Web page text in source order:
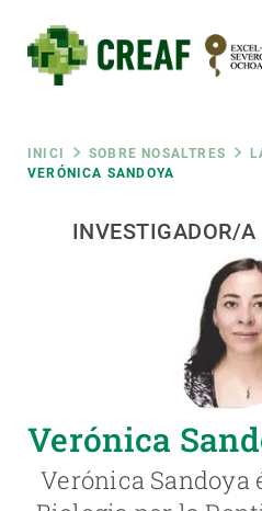
contingut
Fil
d'ariadna
INICI SOBRE NOSALTRES
VERÓNICA SANDOYA
INVESTIGADOR/A
Verónica
Verónica
RRSS
Featured
CIÈNCIA EN ACCIÓ
UNEIX-TE A NOSALTRES